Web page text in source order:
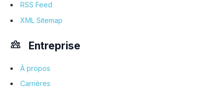
RSS Feed
XML Sitemap
Entreprise
À propos
Carrières